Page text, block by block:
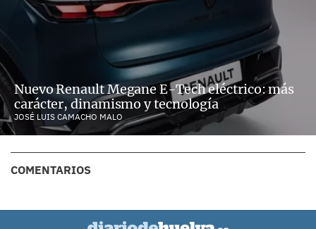
Nuevo Renault Megane E-Tech eléctrico: más
carácter, dinamismo y tecnología
JOSÉ LUIS CAMACHO MALO
COMENTARIOS